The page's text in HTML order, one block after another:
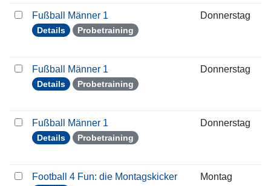
Fußball Männer 1
Details Probetraining
Donnerstag
Fußball Männer 1
Details Probetraining
Donnerstag
Fußball Männer 1
Details Probetraining
Donnerstag
Football 4 Fun: die Montagskicker Montag